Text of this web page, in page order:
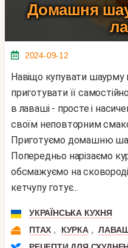
Домашня
2024-09-12
Навіщо купувати шаурму на вулиці, якщо можна
приготувати її
в лаваші - просте і
своїм неповторним
Приготуємо домашню
Попередньо нарізаємо
обсмажуємо на
кетчупу готує...
УКРАЇНСЬКА КУХНЯ
ПТАХ , КУРКА ,